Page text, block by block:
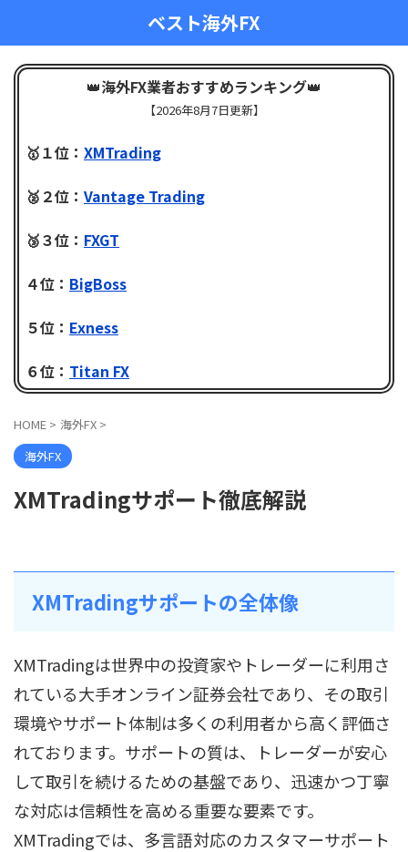
ベスト海外FX
👑海外FX業者おすすめランキング👑
【2026年8月7日更新】
🥇１位： XMTrading
🥈２位： Vantage Trading
🥉３位： FXGT
４位： BigBoss
５位： Exness
６位： Titan FX
HOME > 海外FX >
海外FX
XMTradingサポート徹底解説
XMTradingサポートの全体像
XMTradingは世界中の投資家やトレーダーに利用さ
れている大手オンライン証券会社であり、その取引
環境やサポート体制は多くの利用者から高く評価さ
れております。サポートの質は、トレーダーが安心
して取引を続けるための基盤であり、迅速かつ丁寧
な対応は信頼性を高める重要な要素です。
XMTradingでは、多言語対応のカスタマーサポート